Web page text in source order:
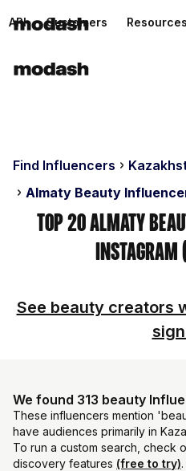
API Customers Resources
Find Influencers
Almaty Beauty
Top 20 Almaty
Instagram
See beauty creators
We found 313 beauty
These influencers mention
have audiences primarily in
To run a custom search, check
discovery features (free to try).